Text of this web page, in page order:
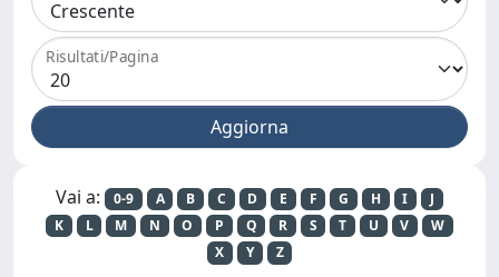
Risultati/Pagina
Vai a: 0-9 A B C D E F G H I
J
K
L M N O P Q R S T U V
W
X
Y Z